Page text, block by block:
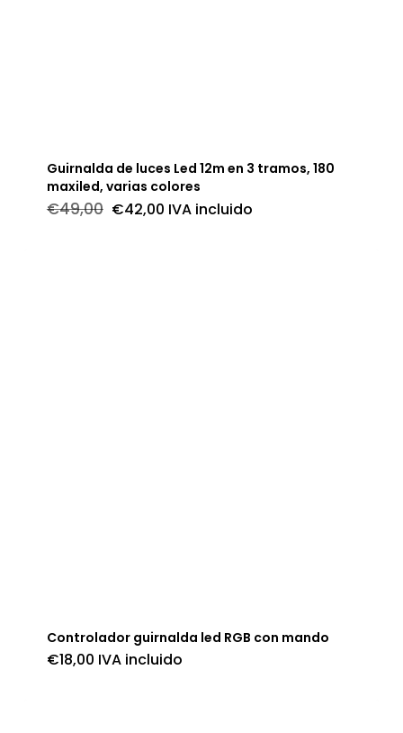
Guirnalda de luces Led 12m en 3 tramos, 180
maxiled, varias colores
€49,00 El
precio
€42,00ElIVA incluido
Controlador guirnalda led RGB con mando
€18,00 IVA incluido